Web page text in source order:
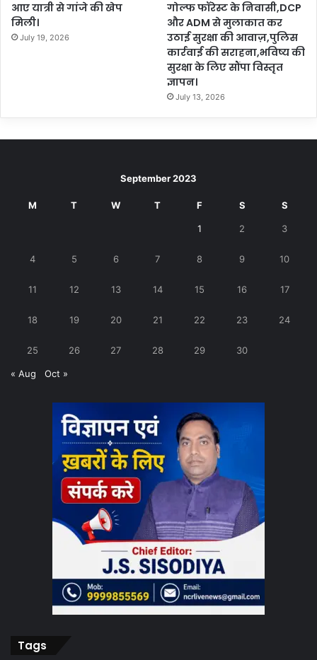
आए यात्री से गांजे की खेप
मिली।
July 19, 2026
गोल्फ फॉरेस्ट के निवासी,DCP
और ADM से मुलाकात कर
उठाई सुरक्षा की आवाज़,पुलिस
कार्रवाई की सराहना,भविष्य की
सुरक्षा के लिए सौंपा विस्तृत
ज्ञापन।
July 13, 2026
September 2023
M T W T F S S
1 2 3
4 5 6 7 8 9 10
11 12 13 14 15 16 17
18 19 20 21 22 23 24
25 26 27 28 29 30
« Aug Oct »
Tags